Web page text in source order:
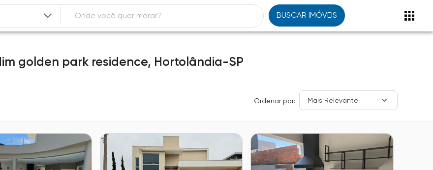
BUSCAR IMÓVEIS
golden park residence, Hortolândia-SP
Ordenar por: Mais Relevante